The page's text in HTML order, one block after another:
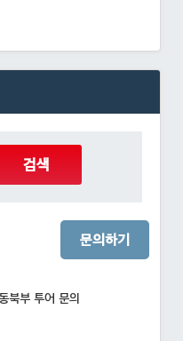
문의하기
부 투어 문의